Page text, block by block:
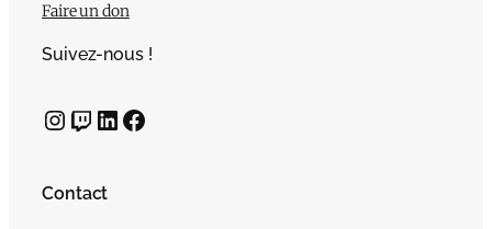
Faire un don
Suivez-nous !
InstagramTwitch LinkedIn Facebook
Contact